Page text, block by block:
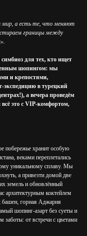
мир, а есть те, что меняют
границы между
для тех, кто ищет
шопингом: мы
и крепостями,
экспедицию в турецкий
а вечера проведём
это с VIP-комфортом,
побережье хранит особую
веками переплетались
уникальному сплаву. Мы
а привезти домой две
земель и обновлённый
архитектурным коктейлем
башен, горная Аджария
шопинг-азарт без суеты и
от встречи с цветами